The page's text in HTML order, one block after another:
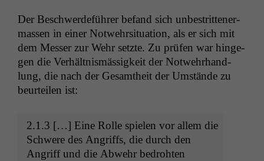
Der Beschw­erde­führer befand sich unbe­strit­ten­er­
massen in ein­er Notwehrsi­t­u­a­tion, als er sich mit
dem Mess­er zur Wehr set­zte. Zu prüfen war hinge­
gen die Ver­hält­nis­mäs­sigkeit der Notwehrhand­
lung, die nach der Gesamtheit der Umstände zu
beurteilen ist:
2.1.3 […] Eine Rolle spie­len vor allem die
Schwere des Angriffs, die durch den
Angriff und die Abwehr bedro­ht­en